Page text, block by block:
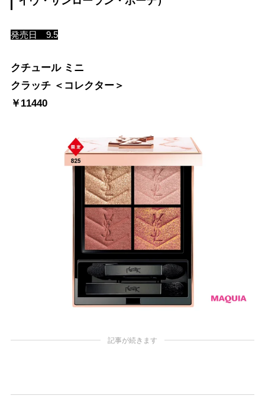
発売日 9.5
クチュール ミニ
クラッチ ＜コレクター＞
￥11440
記事が続きます